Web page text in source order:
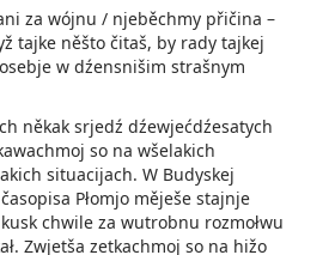
za wójnu / njeběchmy přičina –
tajke něšto čitaš, by rady tajkej
w dźensnišim strašnym
někak srjedź dźewjećdźesatych
so na wšelakich
situacijach. W Budyskej
Płomjo měješe stajnje
chwile za wutrobnu rozmołwu
Zwjetša zetkachmoj so na hižo